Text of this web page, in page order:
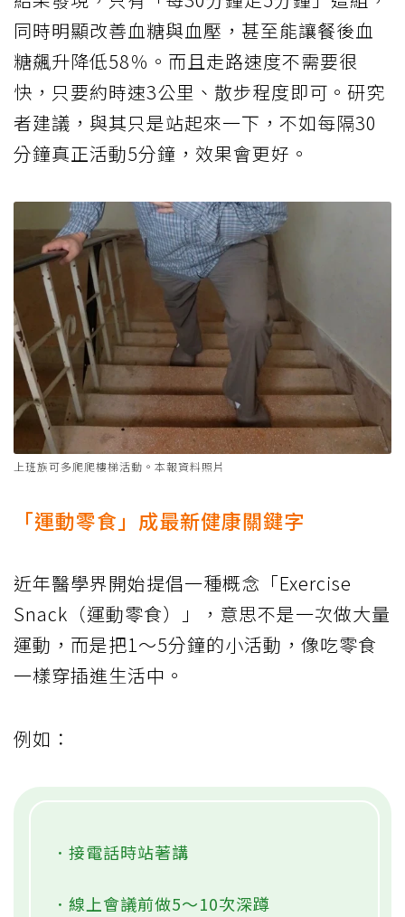
同時明顯改善血糖與血壓，甚至能讓餐後血
糖飆升降低58％。而且走路速度不需要很
快，只要約時速3公里、散步程度即可。研究
者建議，與其只是站起來一下，不如每隔30
分鐘真正活動5分鐘，效果會更好。
上班族可多爬爬樓梯活動。本報資料照片
「運動零食」成最新健康關鍵字
近年醫學界開始提倡一種概念「Exercise
Snack（運動零食）」，意思不是一次做大量
運動，而是把1～5分鐘的小活動，像吃零食
一樣穿插進生活中。
例如：
．接電話時站著講
．線上會議前做5～10次深蹲